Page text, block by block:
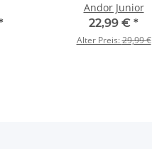
Andor Junior
22,99 € *
Alter Preis:29,99 €